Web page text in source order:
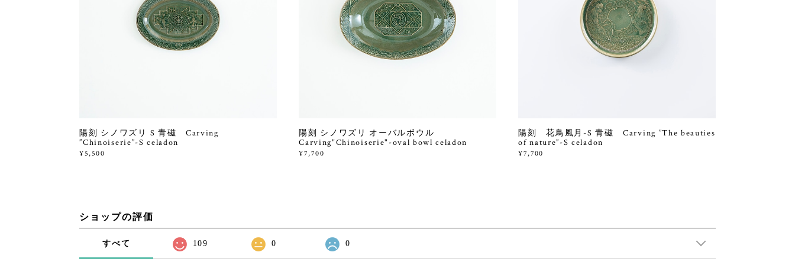
陽刻 シノワズリ S 青磁 Carving
”Chinoiserie”-S celadon
¥5,500
陽刻 シノワズリ オーバルボウル
Carving"Chinoiserie"-oval bowl celadon
¥7,700
陽刻 花鳥風月-S 青磁 Carving ”The beauties
of nature”-S celadon
¥7,700
ショップの評価
すべて 109 0 0